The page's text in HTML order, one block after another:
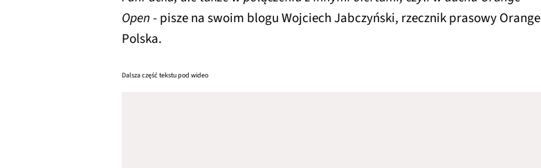
Open- pisze na swoim blogu Wojciech Jabczyński, rzecznik prasowy Orange
Polska.
Dalsza część tekstu pod wideo